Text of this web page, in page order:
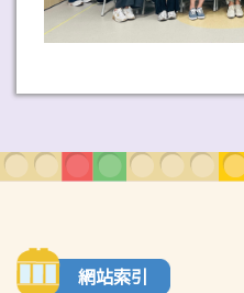
網站索引